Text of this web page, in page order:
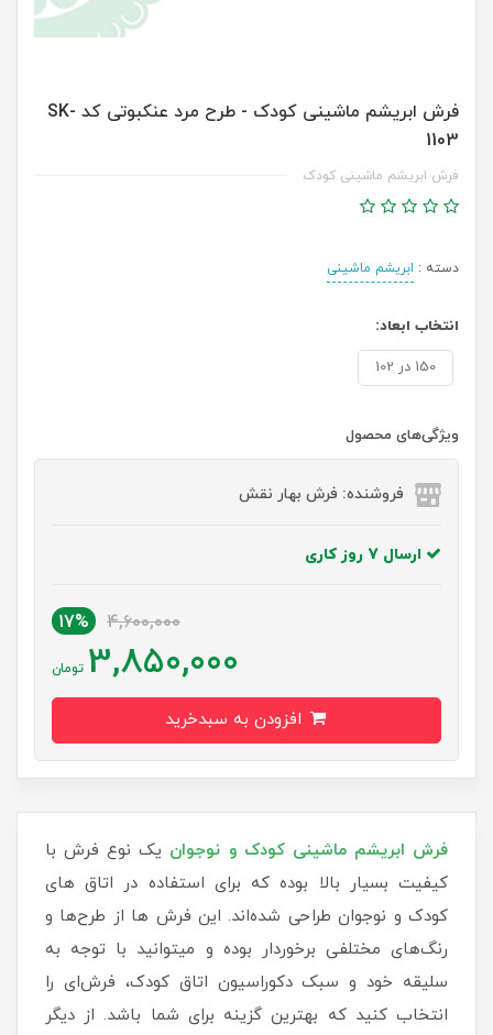
فرش ابریشم ماشینی کودک - طرح مرد عنکبوتی کد SK-
1103
فرش ابریشم ماشینی کودک
دسته : ابریشم ماشینی
انتخاب ابعاد:
150 در 102
ویژگی‌های محصول
فروشنده: فرش بهار نقش
ارسال 7 روز کاری
4,600,000
17%
3,850,000 تومان
فرش‌ ابریشم ماشینی کودک و نوجوان یک نوع فرش با
کیفیت بسیار بالا بوده که برای استفاده در اتاق های
کودک و نوجوان طراحی شده‌اند. این فرش ها از طرح‌ها و
رنگ‌های مختلفی برخوردار بوده و میتوانید با توجه به
سلیقه خود و سبک دکوراسیون اتاق کودک، فرش‌ای را
انتخاب کنید که بهترین گزینه برای شما باشد. از دیگر